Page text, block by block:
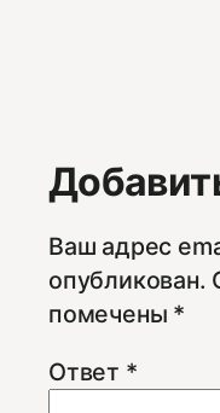
Ваш адрес
опубликован.
помечены *
Ответ *